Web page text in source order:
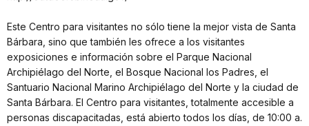
Este Centro para visitantes no sólo tiene la mejor vista de Santa
Bárbara, sino que también les ofrece a los visitantes
exposiciones e información sobre el Parque Nacional
Archipiélago del Norte, el Bosque Nacional los Padres, el
Santuario Nacional Marino Archipiélago del Norte y la ciudad de
Santa Bárbara. El Centro para visitantes, totalmente accesible a
personas discapacitadas, está abierto todos los días, de 10:00 a.